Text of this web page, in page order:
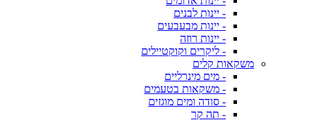
- יינות לבנים
- יינות מבעבעים
- יינות רוזה
- ליקרים וקוקטיילים
משקאות קלים
- מים מינרליים
- משקאות בטעמים
- סודה ומים מוגזים
- תה קר